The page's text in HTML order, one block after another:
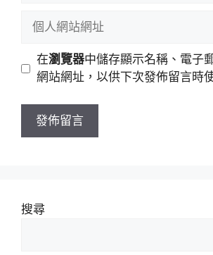
址
站
址
在瀏覽器中儲存顯示名稱、電子
網站網址，以供下次發佈留言時
搜尋